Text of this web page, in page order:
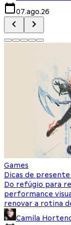
07.ago.26
Games
Dicas de
Do refúgio para
performance
renovar a rotina
Camila